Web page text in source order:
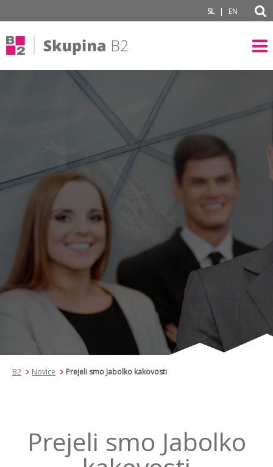
SL | EN
B2 Novice Prejeli smo Jabolko kakovosti
Prejeli smo Jabolko